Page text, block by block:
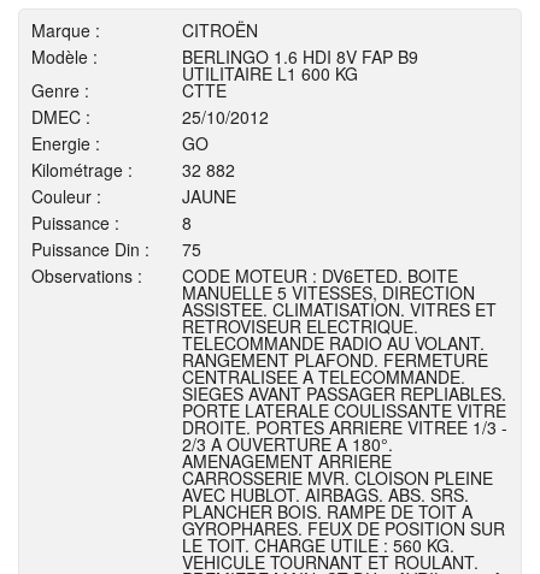
Marque :
CITROËN
Modèle :
BERLINGO 1.6 HDI 8V FAP B9
UTILITAIRE L1 600 KG
Genre :
CTTE
DMEC :
25/10/2012
Energie :
GO
Kilométrage :
32 882
Couleur :
JAUNE
Puissance :
8
Puissance Din :
75
Observations :
CODE MOTEUR : DV6ETED. BOITE
MANUELLE 5 VITESSES, DIRECTION
ASSISTEE. CLIMATISATION. VITRES ET
RETROVISEUR ELECTRIQUE.
TELECOMMANDE RADIO AU VOLANT.
RANGEMENT PLAFOND. FERMETURE
CENTRALISEE A TELECOMMANDE.
SIEGES AVANT PASSAGER REPLIABLES.
PORTE LATERALE COULISSANTE VITRE
DROITE. PORTES ARRIERE VITREE 1/3 -
2/3 A OUVERTURE A 180°.
AMENAGEMENT ARRIERE
CARROSSERIE MVR. CLOISON PLEINE
AVEC HUBLOT. AIRBAGS. ABS. SRS.
PLANCHER BOIS. RAMPE DE TOIT A
GYROPHARES. FEUX DE POSITION SUR
LE TOIT. CHARGE UTILE : 560 KG.
VEHICULE TOURNANT ET ROULANT.